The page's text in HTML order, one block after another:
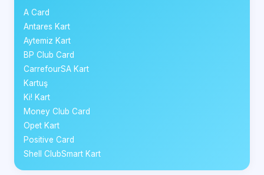
A Card
Antares Kart
Aytemiz Kart
BP Club Card
CarrefourSA Kart
Kartuş
Ki! Kart
Money Club Card
Opet Kart
Positive Card
Shell ClubSmart Kart